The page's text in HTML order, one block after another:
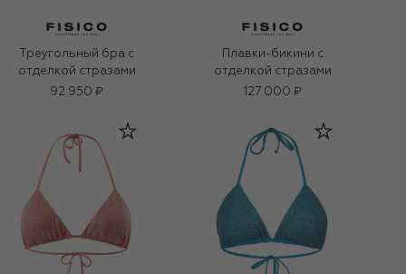
Треугольный бра с
отделкой стразами
92 950 ₽
Плавки-бикини с
отделкой стразами
127 000 ₽